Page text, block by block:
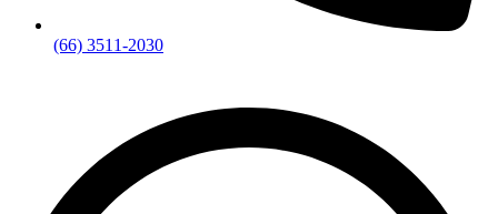
(66) 3511-2030